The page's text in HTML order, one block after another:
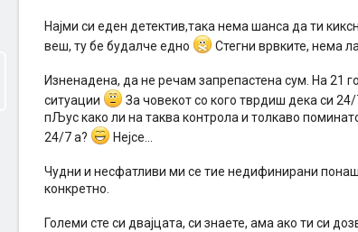
Најми си еден детектив,така нема шанса да ти
веш, ту бе будалче едно
Стегни врвките, нема
Изненадена, да не речам запрепастена сум. На 21
ситуации
За човекот со кого тврдиш дека си
пЉус како ли на таква контрола и толкаво
24/7 а?
Нејсе...
Чудни и несфатливи ми се тие недифинирани
конкретно.
Големи сте си двајцата, си знаете, ама ако ти си